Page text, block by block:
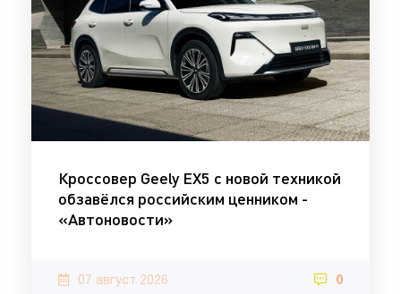
Кроссовер Geely EX5 с новой техникой
обзавёлся российским ценником -
«Автоновости»
07 август 2026 0